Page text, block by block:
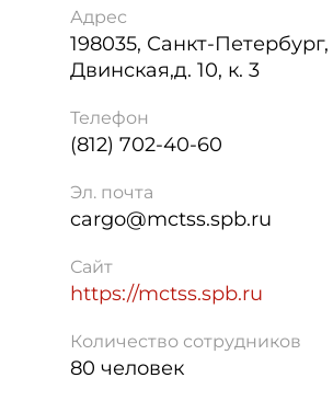
Адрес
198035, Санкт-Петербург,
Двинская,д. 10, к. 3
Телефон
(812) 702-40-60
Эл. почта
cargo@mctss.spb.ru
Сайт
https://mctss.spb.ru
Количество сотрудников
80 человек